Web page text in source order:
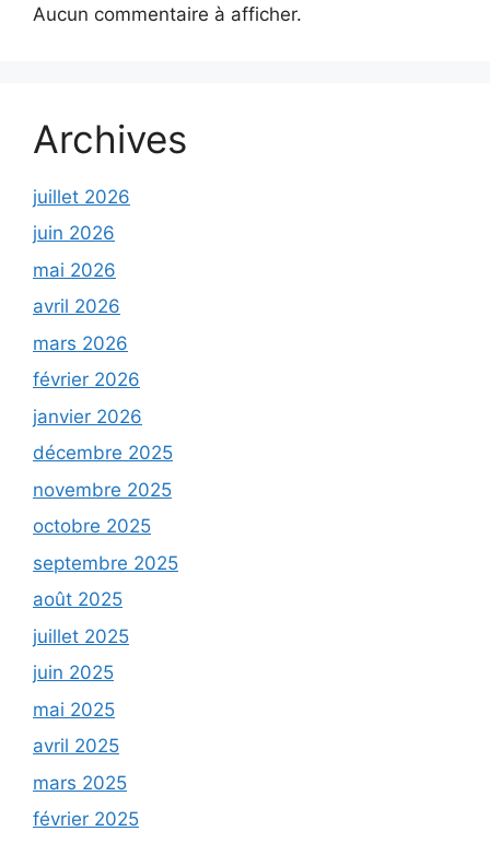
Aucun commentaire à afficher.
Archives
juillet 2026
juin 2026
mai 2026
avril 2026
mars 2026
février 2026
janvier 2026
décembre 2025
novembre 2025
octobre 2025
septembre 2025
août 2025
juillet 2025
juin 2025
mai 2025
avril 2025
mars 2025
février 2025